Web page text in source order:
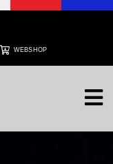
WEBSHOP